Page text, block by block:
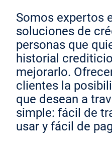
Somos expertos
soluciones de
personas que
historial
mejorarlo.
clientes la
que desean a
simple: fácil de
usar y fácil de